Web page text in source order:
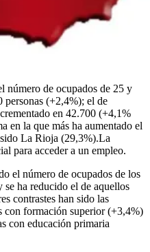
número de ocupados de 25 y
personas (+2,4%); el de
en 42.700 (+4,1%
en la que más ha aumentado el
La Rioja (29,3%).La
para acceder a un empleo.
el número de ocupados de los
ha reducido el de aquellos
contrastes han sido las
con formación superior (+3,4%)
con educación primaria